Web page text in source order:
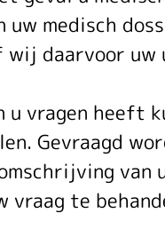
uw medisch
daarvoor uw
u vragen heeft
Gevraagd
van
te